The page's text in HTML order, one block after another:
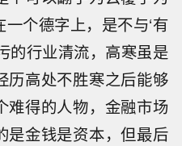
个德字上，是不与‘有
的行业清流，高寒虽是
历高处不胜寒之后能够
难得的人物，金融市场
是金钱是资本，但最后